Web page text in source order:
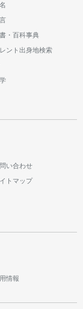
・百科事典
ント出身地検索
い合わせ
トマップ
情報